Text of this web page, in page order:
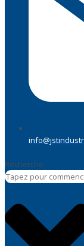
Recherche